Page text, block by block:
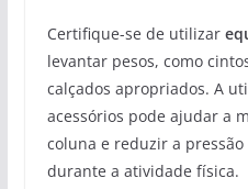
Certifique-se de utilizar
levantar pesos, como
calçados apropriados. A
acessórios pode ajudar a
coluna e reduzir a
durante a atividade física.